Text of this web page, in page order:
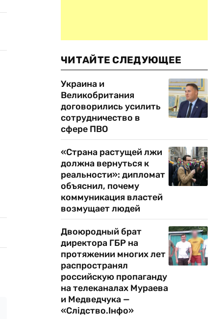
ЧИТАЙТЕ СЛЕДУЮЩЕЕ
Украина и
Великобритания
договорились усилить
сотрудничество в
сфере ПВО
«Страна растущей лжи
должна вернуться к
реальности»: дипломат
объяснил, почему
коммуникация властей
возмущает людей
Двоюродный брат
директора ГБР на
протяжении многих лет
распространял
российскую пропаганду
на телеканалах Мураева
и Медведчука —
«Слідство.Інфо»